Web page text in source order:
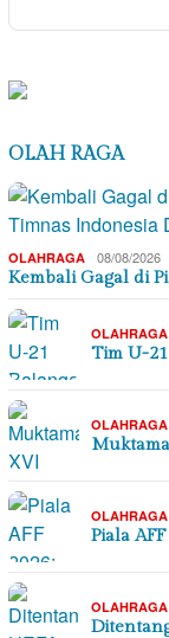
OLAH RAGA
OLAHRAGA 08/08/2026
Kembali Gagal di
OLAHRAGA
Tim U-
OLAHRAGA
OLAHRAGA
Piala
OLAHRAGA